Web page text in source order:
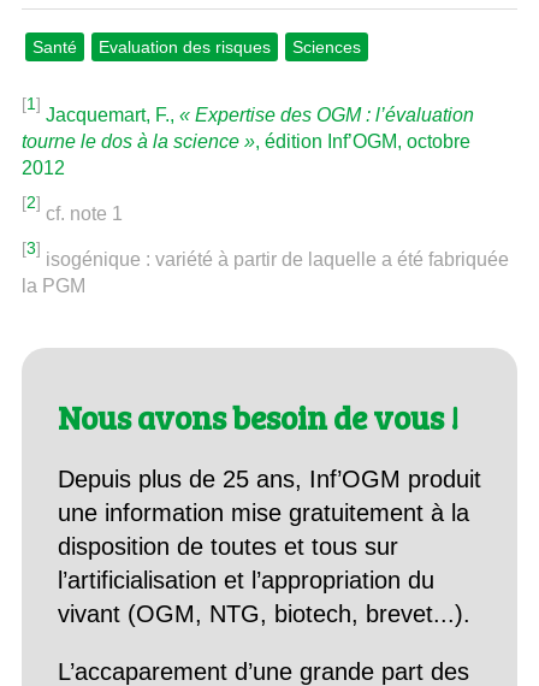
Santé Evaluation des risques Sciences
[1]
Jacquemart, F., « Expertise des OGM : l’évaluation
tourne le dos à la science », édition Inf’OGM, octobre
2012
[2]
cf. note 1
[3]
isogénique : variété à partir de laquelle a été fabriquée
la PGM
Nous avons besoin de vous !
Depuis plus de 25 ans, Inf’OGM produit
une information mise gratuitement à la
disposition de toutes et tous sur
l’artificialisation et l’appropriation du
vivant (OGM, NTG, biotech, brevet...).
L’accaparement d’une grande part des